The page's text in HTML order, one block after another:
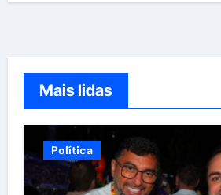
Mais lidas
Política